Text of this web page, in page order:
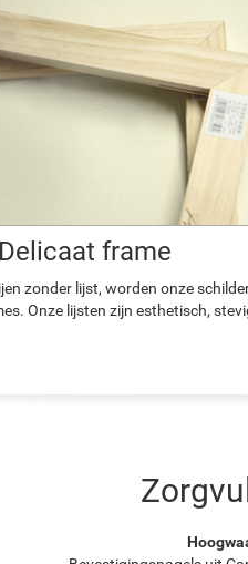
Delicaat frame
zonder lijst, worden onze
Onze lijsten zijn esthetisch,